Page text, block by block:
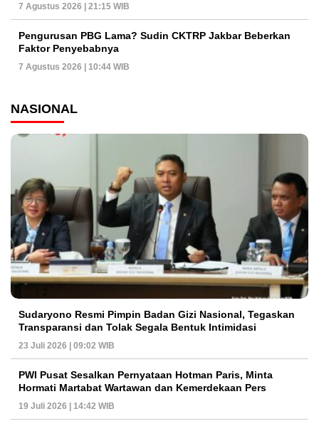
7 Agustus 2026 | 21:15 WIB
Pengurusan PBG Lama? Sudin CKTRP Jakbar Beberkan
Faktor Penyebabnya
7 Agustus 2026 | 10:44 WIB
NASIONAL
Sudaryono Resmi Pimpin Badan Gizi Nasional, Tegaskan
Transparansi dan Tolak Segala Bentuk Intimidasi
23 Juli 2026 | 09:02 WIB
PWI Pusat Sesalkan Pernyataan Hotman Paris, Minta
Hormati Martabat Wartawan dan Kemerdekaan Pers
19 Juli 2026 | 14:42 WIB